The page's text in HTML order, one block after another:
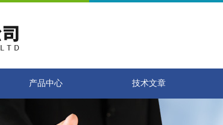
产品中心 技术文章